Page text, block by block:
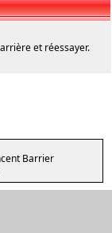
et réessayer.
Barrier